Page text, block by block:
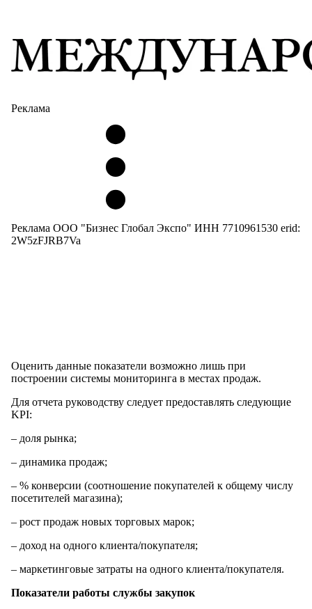
Реклама
Реклама ООО "Бизнес Глобал Экспо" ИНН 7710961530 erid:
2W5zFJRB7Va
Оценить данные показатели возможно лишь при
построении системы мониторинга в местах продаж.
Для отчета руководству следует предоставлять следующие
KPI:
– доля рынка;
– динамика продаж;
– % конверсии (соотношение покупателей к общему числу
посетителей магазина);
– рост продаж новых торговых марок;
– доход на одного клиента/покупателя;
– маркетинговые затраты на одного клиента/покупателя.
Показатели работы службы закупок